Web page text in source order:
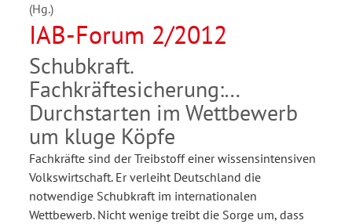
(Hg.)
IAB-Forum 2/2012
Schubkraft.
Fachkräftesicherung:
Durchstarten im Wettbewerb
um kluge Köpfe
Fachkräfte sind der Treibstoff einer wissensintensiven
Volkswirtschaft. Er verleiht Deutschland die
notwendige Schubkraft im internationalen
Wettbewerb. Nicht wenige treibt die Sorge um, dass